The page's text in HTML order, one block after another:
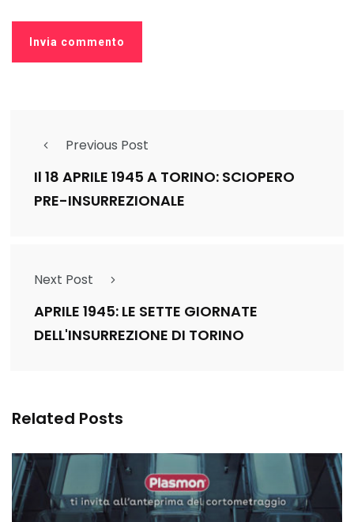
Previous Post
Il 18 APRILE 1945 A TORINO: SCIOPERO
PRE-INSURREZIONALE
Next Post
APRILE 1945: LE SETTE GIORNATE
DELL'INSURREZIONE DI TORINO
Related Posts